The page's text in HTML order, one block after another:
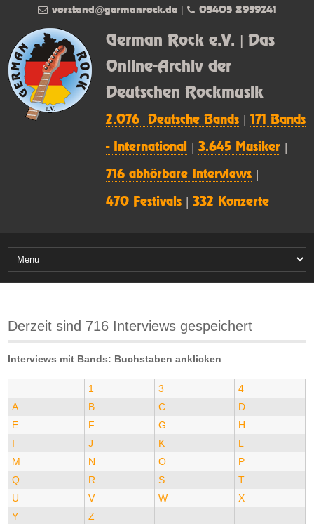
German Rock e.V. | Das
Online-Archiv der
Deutschen Rockmusik
2.076 Deutsche Bands |171 Bands
- International |3.645 Musiker
716 abhörbare Interviews
470 Festivals |332 Konzerte
vorstand@germanrock.de| 05405 8959241
Derzeit sind 716 Interviews gespeichert
Interviews mit Bands: Buchstaben anklicken
1 3
4
A
B C
D
E
F G
H
I
J K
L
M
N O
P
Q
R S
T
U
V W
X
Y
Z